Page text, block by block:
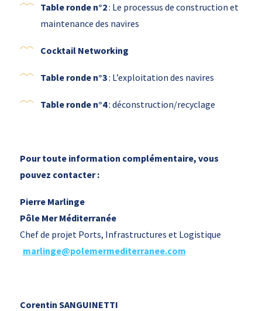
Table ronde n°2: Le processus de construction et
maintenance des navires
Cocktail Networking
Table ronde n°3: L’exploitation des navires
Table ronde n°4: déconstruction/recyclage
Pour toute information complémentaire, vous
pouvez contacter :
Pierre Marlinge
Pôle Mer Méditerranée
Chef de projet Ports, Infrastructures et Logistique
marlinge@polemermediterranee.com
Corentin SANGUINETTI